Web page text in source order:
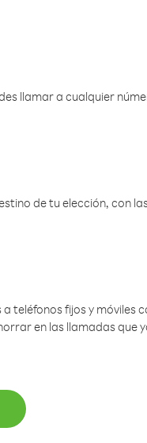
llamar a cualquier
de tu elección, con
teléfonos fijos y móviles
en las llamadas que